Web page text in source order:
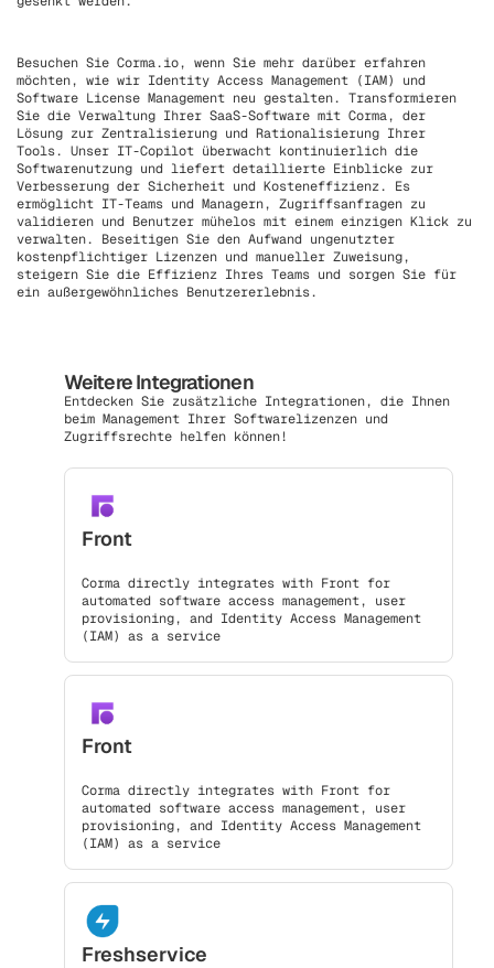
Besuchen Sie Corma.io, wenn Sie mehr darüber erfahren
möchten, wie wir Identity Access Management (IAM) und
Software License Management neu gestalten. Transformieren
Sie die Verwaltung Ihrer SaaS-Software mit Corma, der
Lösung zur Zentralisierung und Rationalisierung Ihrer
Tools. Unser IT-Copilot überwacht kontinuierlich die
Softwarenutzung und liefert detaillierte Einblicke zur
Verbesserung der Sicherheit und Kosteneffizienz. Es
ermöglicht IT-Teams und Managern, Zugriffsanfragen zu
validieren und Benutzer mühelos mit einem einzigen Klick zu
verwalten. Beseitigen Sie den Aufwand ungenutzter
kostenpflichtiger Lizenzen und manueller Zuweisung,
steigern Sie die Effizienz Ihres Teams und sorgen Sie für
ein außergewöhnliches Benutzererlebnis.
Weitere Integrationen
Entdecken Sie zusätzliche Integrationen, die Ihnen
beim Management Ihrer Softwarelizenzen und
Zugriffsrechte helfen können!
Front
Corma directly integrates with Front for
automated software access management, user
provisioning, and Identity Access Management
(IAM) as a service
Front
Corma directly integrates with Front for
automated software access management, user
provisioning, and Identity Access Management
(IAM) as a service
Freshservice